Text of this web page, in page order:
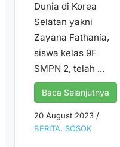
Dunia di Korea
Selatan yakni
Zayana Fathania,
siswa kelas 9F
SMPN 2, telah ...
Baca Selanjutnya
20 August 2023 /
BERITA, SOSOK